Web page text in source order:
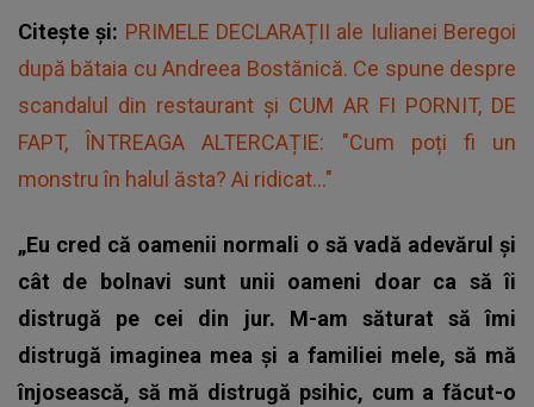
Citește și: PRIMELE DECLARAȚII ale Iulianei Beregoi
după bătaia cu Andreea Bostănică. Ce spune despre
scandalul din restaurant și CUM AR FI PORNIT, DE
FAPT, ÎNTREAGA ALTERCAȚIE: "Cum poți fi un
monstru în halul ăsta? Ai ridicat..."
„Eu cred că oamenii normali o să vadă adevărul și
cât de bolnavi sunt unii oameni doar ca să îi
distrugă pe cei din jur. M-am săturat să îmi
distrugă imaginea mea și a familiei mele, să mă
înjosească, să mă distrugă psihic, cum a făcut-o